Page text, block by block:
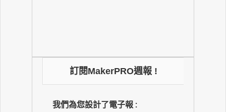
訂閱MakerPRO週報 !
我們為您設計了電子報 :